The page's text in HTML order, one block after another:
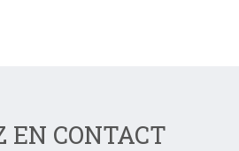
EN CONTACT